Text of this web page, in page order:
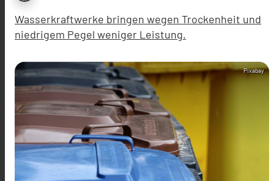
Wasserkraftwerke bringen wegen Trockenheit und
niedrigem Pegel weniger Leistung.
Pixabay